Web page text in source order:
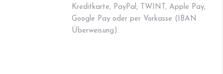
Kreditkarte, PayPal, TWINT, Apple Pay,
Google Pay oder per Vorkasse (IBAN
Überweisung).